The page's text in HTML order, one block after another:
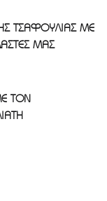
ΤΣΑΦΟΥΛΙΑΣ ΜΕ
ΜΑΣ
ΤΟΝ